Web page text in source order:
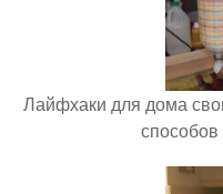
Лайфхаки для дома
способов